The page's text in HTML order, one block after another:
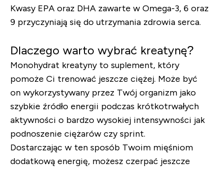
Kwasy EPA oraz DHA zawarte w Omega-3, 6 oraz
9 przyczyniają się do utrzymania zdrowia serca.
Dlaczego warto wybrać kreatynę?
Monohydrat kreatyny to suplement, który
pomoże Ci trenować jeszcze ciężej. Może być
on wykorzystywany przez Twój organizm jako
szybkie źródło energii podczas krótkotrwałych
aktywności o bardzo wysokiej intensywności jak
podnoszenie ciężarów czy sprint.
Dostarczając w ten sposób Twoim mięśniom
dodatkową energię, możesz czerpać jeszcze